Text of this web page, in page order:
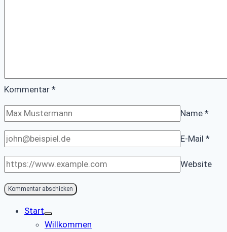
Kommentar *
Name *
E-Mail *
Website
Start
Willkommen